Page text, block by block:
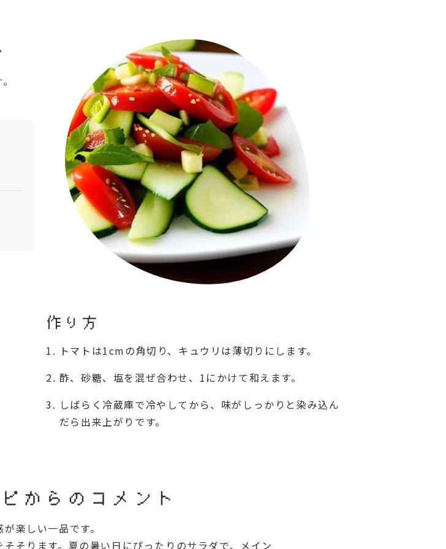
作り方
トマトは1cmの角切り、キュウリは薄切りにします。
酢、砂糖、塩を混ぜ合わせ、1にかけて和えます。
しばらく冷蔵庫で冷やしてから、味がしっかりと染み込ん
だら出来上がりです。
からのコメント
楽しい一品です。
そります。夏の暑い日にぴったりのサラダで、メイン